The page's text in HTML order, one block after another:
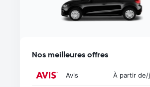
Nos meilleures offres
Avis À partir de/